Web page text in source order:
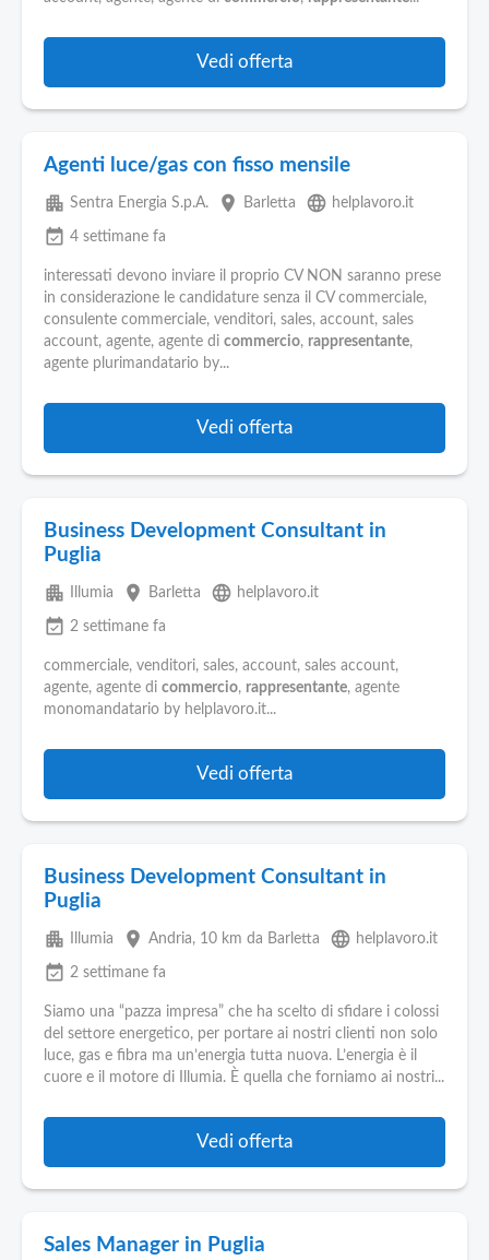
Vedi offerta
Agenti luce/gas con fisso mensile
apartment Sentra Energia S.p.A. place Barletta language helplavoro.it
event_available 4 settimane fa
interessati devono inviare il proprio CV NON saranno prese
in considerazione le candidature senza il CV commerciale,
consulente commerciale, venditori, sales, account, sales
account, agente, agente di commercio, rappresentante,
agente plurimandatario by...
Vedi offerta
Business Development Consultant in
Puglia
apartment Illumia place Barletta language helplavoro.it
event_available 2 settimane fa
commerciale, venditori, sales, account, sales account,
agente, agente di commercio, rappresentante, agente
monomandatario by helplavoro.it...
Vedi offerta
Business Development Consultant in
Puglia
apartment Illumia place Andria, 10 km da Barletta language helplavoro.it
event_available 2 settimane fa
Siamo una “pazza impresa” che ha scelto di sfidare i colossi
del settore energetico, per portare ai nostri clienti non solo
luce, gas e fibra ma un’energia tutta nuova. L’energia è il
cuore e il motore di Illumia. È quella che forniamo ai nostri...
Vedi offerta
Sales Manager in Puglia